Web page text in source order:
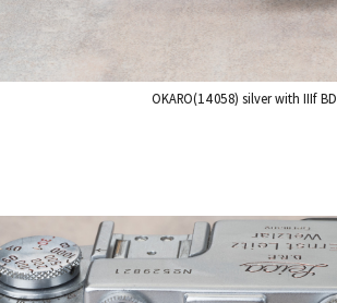
OKARO(14058) silver with IIIf BD